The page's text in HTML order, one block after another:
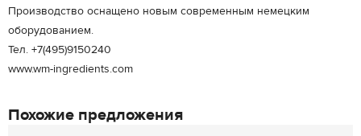
Производство оснащено новым современным немецким
оборудованием.
Тел. +7(495)9150240
www.wm-ingredients.com
Похожие предложения